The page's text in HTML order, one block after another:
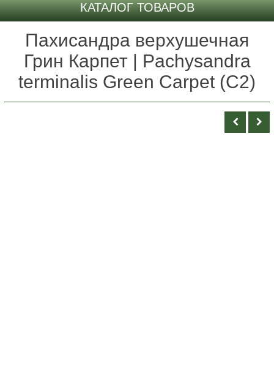
КАТАЛОГ ТОВАРОВ
Пахисандра верхушечная
Грин Карпет | Pachysandra
terminalis Green Carpet (С2)